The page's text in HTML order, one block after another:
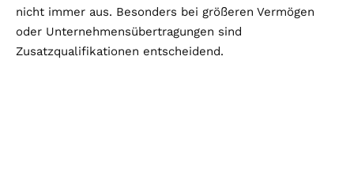
nicht immer aus. Besonders bei größeren Vermögen
oder Unternehmensübertragungen sind
Zusatzqualifikationen entscheidend.